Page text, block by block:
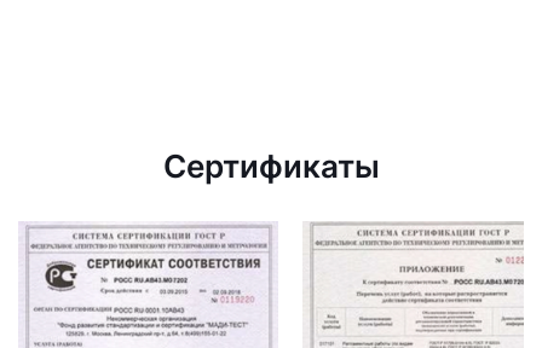
Сертификаты